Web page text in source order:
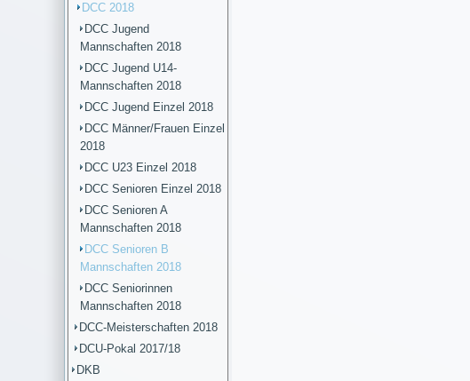
DCC 2018
DCC Jugend
Mannschaften 2018
DCC Jugend U14-
Mannschaften 2018
DCC Jugend Einzel 2018
DCC Männer/Frauen Einzel
2018
DCC U23 Einzel 2018
DCC Senioren Einzel 2018
DCC Senioren A
Mannschaften 2018
DCC Senioren B
Mannschaften 2018
DCC Seniorinnen
Mannschaften 2018
DCC-Meisterschaften 2018
DCU-Pokal 2017/18
DKB